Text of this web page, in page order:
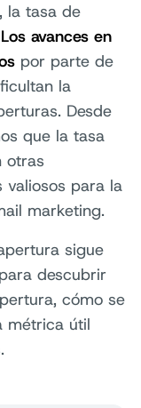
la tasa de
Los avances en
por parte de
la
Desde
que la tasa
otras
valiosos para la
marketing.
sigue
descubrir
cómo se
métrica útil